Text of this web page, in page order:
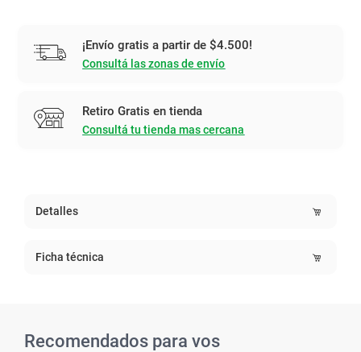
¡Envío gratis a partir de $4.500!
Consultá las zonas de envío
Retiro Gratis en tienda
Consultá tu tienda mas cercana
Detalles
Ficha técnica
Recomendados para vos